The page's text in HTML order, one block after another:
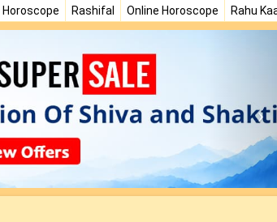
Horoscope Rashifal Online Horoscope Rahu